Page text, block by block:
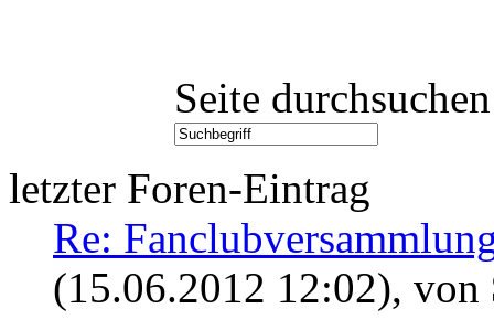
Seite durchsuchen
letzter Foren-Eintrag
Re:
(15.06.2012 12:02), von